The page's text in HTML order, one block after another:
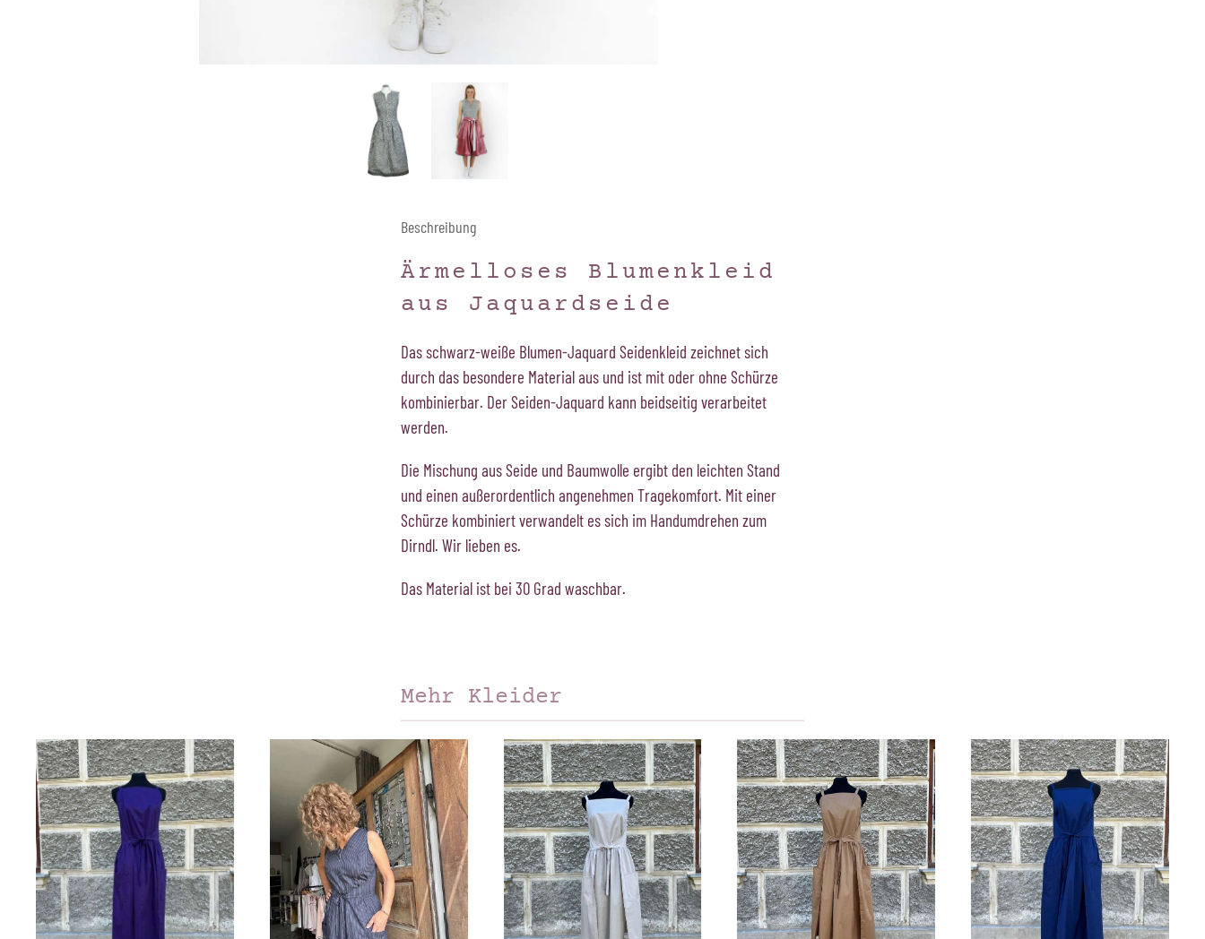
Beschreibung
Ärmelloses Blumenkleid
aus Jaquardseide
Das schwarz-weiße Blumen-Jaquard Seidenkleid zeichnet sich
durch das besondere Material aus und ist mit oder ohne Schürze
kombinierbar. Der Seiden-Jaquard kann beidseitig verarbeitet
werden.
Die Mischung aus Seide und Baumwolle ergibt den leichten Stand
und einen außerordentlich angenehmen Tragekomfort. Mit einer
Schürze kombiniert verwandelt es sich im Handumdrehen zum
Dirndl. Wir lieben es.
Das Material ist bei 30 Grad waschbar.
Mehr Kleider